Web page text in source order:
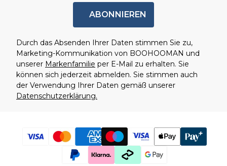
ABONNIEREN
Durch das Absenden Ihrer Daten stimmen Sie zu,
Marketing-Kommunikation von BOOHOOMAN und
unserer Markenfamilie per E-Mail zu erhalten. Sie
können sich jederzeit abmelden. Sie stimmen auch
der Verwendung Ihrer Daten gemäß unserer
Datenschutzerklärung.